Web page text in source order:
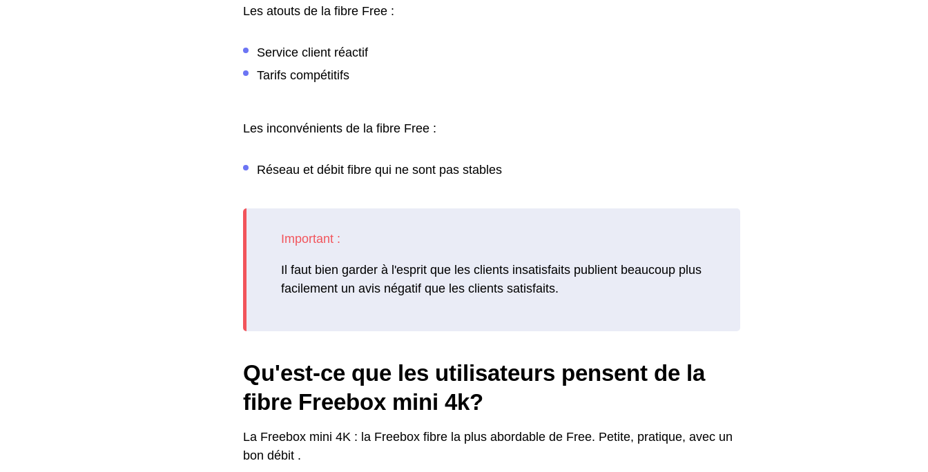
Les atouts de la fibre Free :
Service client réactif
Tarifs compétitifs
Les inconvénients de la fibre Free :
Réseau et débit fibre qui ne sont pas stables
Il faut bien garder à l'esprit que les clients insatisfaits publient beaucoup plus
facilement un avis négatif que les clients satisfaits.
Qu'est-ce que les utilisateurs pensent de la
fibre Freebox mini 4k?
La Freebox mini 4K : la Freebox fibre la plus abordable de Free. Petite, pratique, avec un
bon débit .